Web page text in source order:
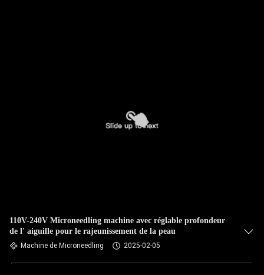
110V-240V Microneedling machine avec réglable profondeur
de l' aiguille pour le rajeunissement de la peau
Machine de Microneedling 2025-02-05